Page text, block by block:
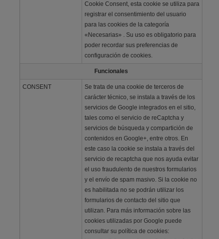
Cookie Consent, esta cookie se utiliza para
registrar el consentimiento del usuario
para las cookies de la categoría
«Necesarias» . Su uso es obligatorio para
poder recordar sus preferencias de
configuración de cookies.
Funcionales
CONSENT
Se trata de una cookie de terceros de
carácter técnico, se instala a través de los
servicios de Google integrados en el sitio,
tales como el servicio de reCaptcha y
servicios de búsqueda y compartición de
contenidos en Google+, entre otros. En
este caso la cookie se instala a través del
servicio de recaptcha que nos ayuda evitar
el uso fraudulento de nuestros formularios
y el envío de spam masivo. Si la cookie no
es habilitada no se podrán utilizar los
formularios de contacto del sitio que
utilizan. Para más información sobre las
cookies utilizadas por Google puede
consultar su política de cookies: